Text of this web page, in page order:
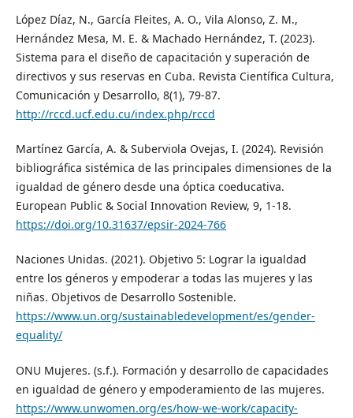
López Díaz, N., García Fleites, A. O., Vila Alonso, Z. M.,
Hernández Mesa, M. E. & Machado Hernández, T. (2023).
Sistema para el diseño de capacitación y superación de
directivos y sus reservas en Cuba. Revista Científica Cultura,
Comunicación y Desarrollo, 8(1), 79-87.
http://rccd.ucf.edu.cu/index.php/rccd
Martínez García, A. & Suberviola Ovejas, I. (2024). Revisión
bibliográfica sistémica de las principales dimensiones de la
igualdad de género desde una óptica coeducativa.
European Public & Social Innovation Review, 9, 1-18.
https://doi.org/10.31637/epsir-2024-766
Naciones Unidas. (2021). Objetivo 5: Lograr la igualdad
entre los géneros y empoderar a todas las mujeres y las
niñas. Objetivos de Desarrollo Sostenible.
https://www.un.org/sustainabledevelopment/es/gender-
equality/
ONU Mujeres. (s.f.). Formación y desarrollo de capacidades
en igualdad de género y empoderamiento de las mujeres.
https://www.unwomen.org/es/how-we-work/capacity-